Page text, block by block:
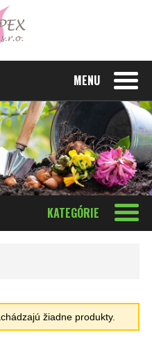
MENU
KATEGÓRIE
žiadne produkty.